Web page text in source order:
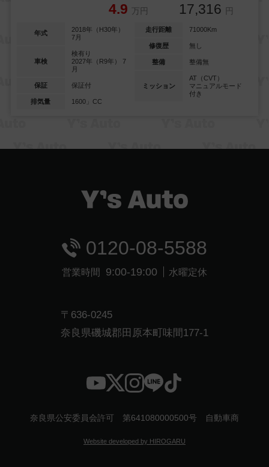
4.9 万円 17,316 円
年式
2018年（H30年）
7月
車検
検有り
2027年（R9年） 7
月
保証 保証付
排気量 1600」CC
走行距離 71000Km
修復歴 無し
整備 整備無
ミッション
AT（CVT）
マニュアルモード
付き
0120-08-5588
営業時間 9:00-19:00 水曜定休
〒636-0245
奈良県磯城郡田原本町味間177-1
奈良県公安委員会許可 第641080000500号 自動車商
Website developed by HIROGARU